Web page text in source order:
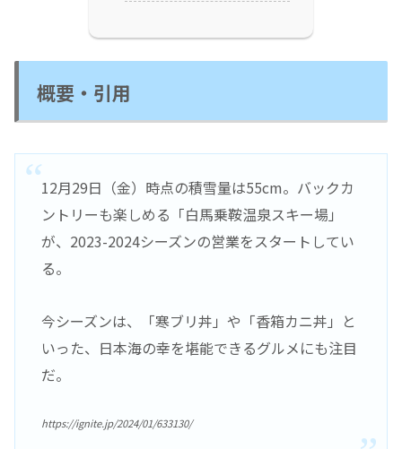
概要・引用
12月29日（金）時点の積雪量は55cm。バックカ
ントリーも楽しめる「白馬乗鞍温泉スキー場」
が、2023-2024シーズンの営業をスタートしてい
る。
今シーズンは、「寒ブリ丼」や「香箱カニ丼」と
いった、日本海の幸を堪能できるグルメにも注目
だ。
https://ignite.jp/2024/01/633130/